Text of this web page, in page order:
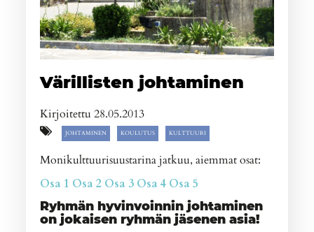
Värillisten johtaminen
Kirjoitettu 28.05.2013
JOHTAMINEN KOULUTUS KULTTUURI
Monikulttuurisuustarina jatkuu, aiemmat osat:
Osa 1 Osa 2 Osa 3 Osa 4 Osa 5
Ryhmän hyvinvoinnin johtaminen
on jokaisen ryhmän jäsenen asia!